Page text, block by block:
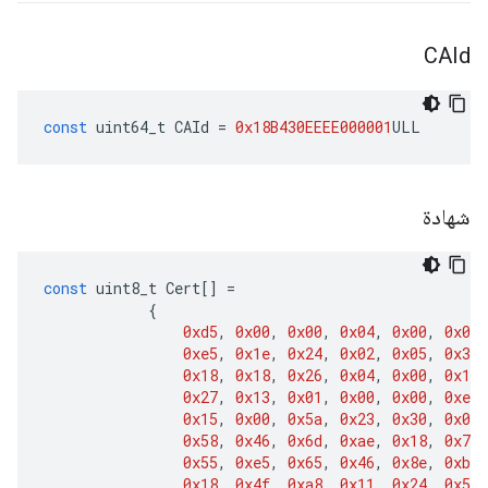
CAId
const uint64_t CAId = 0x18B430EEEE000001ULL
شهادة
const uint8_t Cert[]
=
{
0xd5, 0x00, 0x00, 0x04, 0x00, 0x01
0xe5, 0x1e, 0x24, 0x02, 0x05, 0x37
0x18, 0x18, 0x26, 0x04, 0x00, 0x11
0x27, 0x13, 0x01 , 0x00, 0x00, 0xee
0x15, 0x00, 0x5a, 0x23, 0x30, 0x0a
0x58, 0x46, 0x6d, 0xae, 0x18, 0x72
0x55, 0xe5, 0x65, 0x46, 0x8e, 0xba